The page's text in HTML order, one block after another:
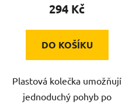
294 Kč
DO KOŠÍKU
Plastová kolečka umožňují
jednoduchý pohyb po